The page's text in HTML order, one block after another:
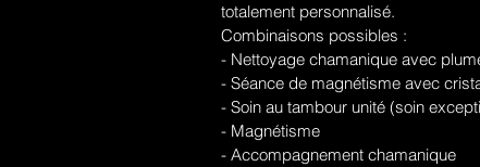
totalement personnalisé.
Combinaisons possibles :
- Nettoyage chamanique avec
- Séance de magnétisme avec
- Soin au tambour unité (soin
- Magnétisme
- Accompagnement chamanique